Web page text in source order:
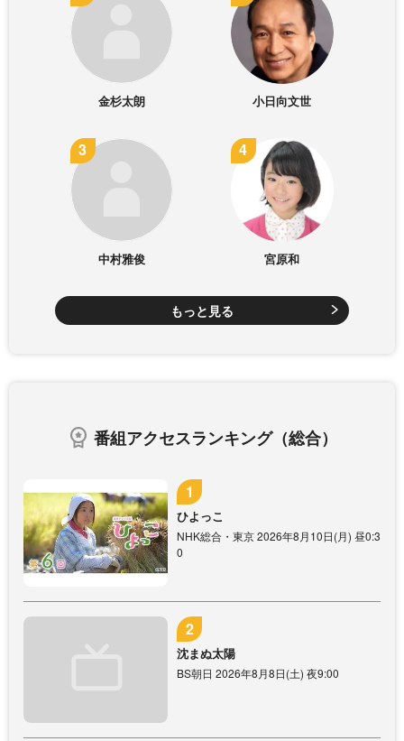
金杉太朗 小日向文世
中村雅俊 宮原和
もっと見る
番組アクセスランキング（総合）
ひよっこ
NHK総合・東京 2026年8月10日(月) 昼0:3
0
沈まぬ太陽
BS朝日 2026年8月8日(土) 夜9:00